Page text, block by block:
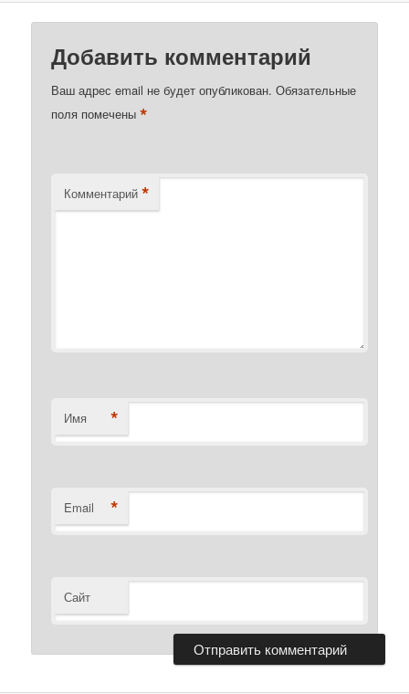
Добавить комментарий
Ваш адрес email не будет опубликован. Обязательные
поля помечены*
Комментарий *
Имя *
Email *
Сайт